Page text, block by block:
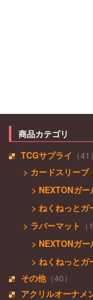
商品カテゴリ
TCGサプライ （41）
> カードスリーブ
> NEXTONガ
> ねくねっとガ
> ラバーマット （
> NEXTONガー
> ねくねっとガ
その他（40）
アクリルオーナメ